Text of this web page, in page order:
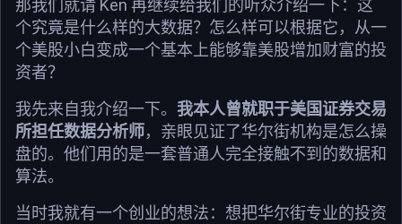
那我们就请 Ken 再继续给我们的听众介绍一下：这
个究竟是什么样的大数据？怎么样可以根据它，从一
个美股小白变成一个基本上能够靠美股增加财富的投
资者？
我先来自我介绍一下。 我本人曾就职于美国证券交易
所担任数据分析师，亲眼见证了华尔街机构是怎么操
盘的。他们用的是一套普通人完全接触不到的数据和
算法。
当时我就有一个创业的想法：想把华尔街专业的投资